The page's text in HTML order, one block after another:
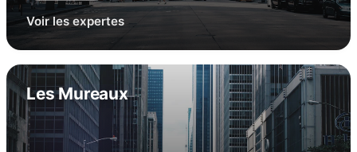
Voir les expertes
Les Mureaux